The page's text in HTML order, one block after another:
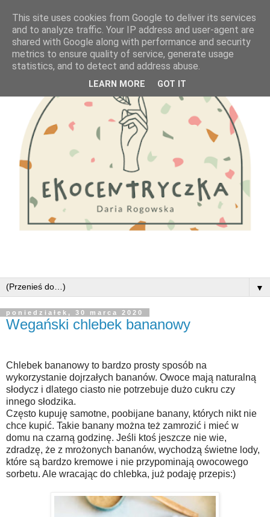
▼
poniedziałek, 30 marca 2020
Wegański chlebek bananowy
Chlebek bananowy to bardzo prosty sposób na
wykorzystanie dojrzałych bananów. Owoce mają naturalną
słodycz i dlatego ciasto nie potrzebuje dużo cukru czy
innego słodzika.
Często kupuję samotne, poobijane banany, których nikt nie
chce kupić. Takie banany można też zamrozić i mieć w
domu na czarną godzinę. Jeśli ktoś jeszcze nie wie,
zdradzę, że z mrożonych bananów, wychodzą świetne lody,
które są bardzo kremowe i nie przypominają owocowego
sorbetu. Ale wracając do chlebka, już podaję przepis:)
This site uses cookies from Google to deliver its services
and to analyze traffic. Your IP address and user-agent are
shared with Google along with performance and security
metrics to ensure quality of service, generate usage
statistics, and to detect and address abuse.
LEARN MORE GOT IT